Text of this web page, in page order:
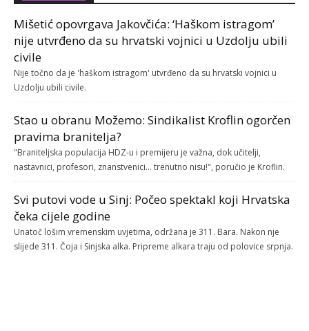
Mišetić opovrgava Jakovčića: ‘Haškom istragom’
nije utvrđeno da su hrvatski vojnici u Uzdolju ubili
civile
Nije točno da je 'haškom istragom' utvrđeno da su hrvatski vojnici u
Uzdolju ubili civile.
Stao u obranu Možemo: Sindikalist Kroflin ogorčen
pravima branitelja?
"Braniteljska populacija HDZ-u i premijeru je važna, dok učitelji,
nastavnici, profesori, znanstvenici... trenutno nisu!", poručio je Kroflin.
Svi putovi vode u Sinj: Počeo spektakl koji Hrvatska
čeka cijele godine
Unatoč lošim vremenskim uvjetima, održana je 311. Bara. Nakon nje
slijede 311. Čoja i Sinjska alka. Pripreme alkara traju od polovice srpnja.